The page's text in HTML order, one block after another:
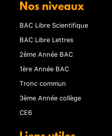
Nos niveaux
BAC Libre Scientifique
BAC Libre Lettres
2ème Année BAC
1ère Année BAC
Tronc commun
3ème Année collège
CE6